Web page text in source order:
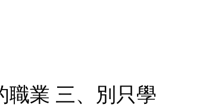
職業 三、別只學